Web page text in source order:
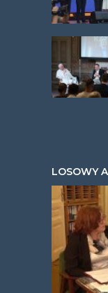
LOSOWY